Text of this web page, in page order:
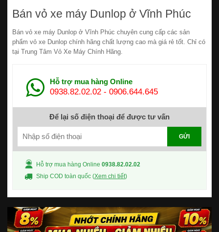
Bán vỏ xe máy Dunlop ở Vĩnh Phúc
Bán vỏ xe máy Dunlop ở Vĩnh Phúc chuyên cung cấp các sản
phẩm vỏ xe Dunlop chính hãng chất lượng cao mà giá rẻ tốt. Chỉ có
tại Trung Tâm Vỏ Xe Máy Chính Hãng.
Hỗ trợ mua hàng Online
0938.82.02.02 - 0906.644.645
Để lại số điện thoại để được tư vấn
GỬI
Hỗ trợ mua hàng Online 0938.82.02.02
Ship COD toàn quốc (Xem chi tiết)